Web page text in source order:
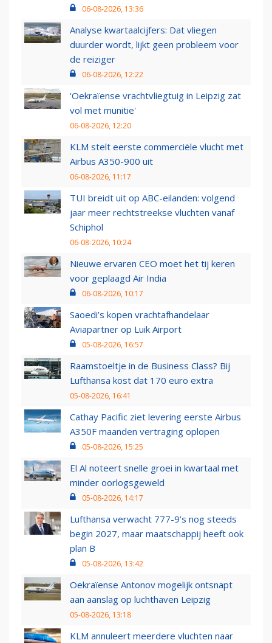
06-08-2026, 13:36
Analyse kwartaalcijfers: Dat vliegen
duurder wordt, lijkt geen probleem voor
de reiziger
06-08-2026, 12:22
'Oekraïense vrachtvliegtuig in Leipzig zat
vol met munitie'
06-08-2026, 12:20
KLM stelt eerste commerciële vlucht met
Airbus A350-900 uit
06-08-2026, 11:17
TUI breidt uit op ABC-eilanden: volgend
jaar meer rechtstreekse vluchten vanaf
Schiphol
06-08-2026, 10:24
Nieuwe ervaren CEO moet het tij keren
voor geplaagd Air India
06-08-2026, 10:17
Saoedi’s kopen vrachtafhandelaar
Aviapartner op Luik Airport
05-08-2026, 16:57
Raamstoeltje in de Business Class? Bij
Lufthansa kost dat 170 euro extra
05-08-2026, 16:41
Cathay Pacific ziet levering eerste Airbus
A350F maanden vertraging oplopen
05-08-2026, 15:25
El Al noteert snelle groei in kwartaal met
minder oorlogsgeweld
05-08-2026, 14:17
Lufthansa verwacht 777-9’s nog steeds
begin 2027, maar maatschappij heeft ook
plan B
05-08-2026, 13:42
Oekraïense Antonov mogelijk ontsnapt
aan aanslag op luchthaven Leipzig
05-08-2026, 13:18
KLM annuleert meerdere vluchten naar